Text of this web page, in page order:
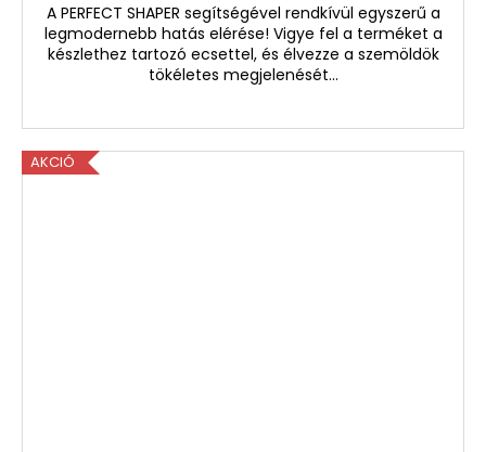
A PERFECT SHAPER segítségével rendkívül egyszerű a
legmodernebb hatás elérése! Vigye fel a terméket a
készlethez tartozó ecsettel, és élvezze a szemöldök
tökéletes megjelenését...
AKCIÓ